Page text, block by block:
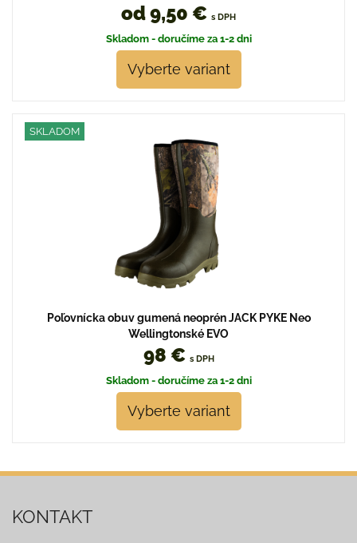
od 9,50 € s DPH
Skladom - doručíme za 1-2 dni
Vyberte variant
SKLADOM
Poľovnícka obuv gumená neoprén JACK PYKE Neo
Wellingtonské EVO
98 € s DPH
Skladom - doručíme za 1-2 dni
Vyberte variant
KONTAKT